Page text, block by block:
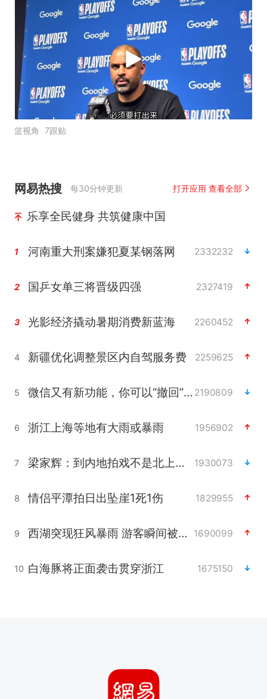
篮视角 7跟贴
网易热搜 每30分钟更新 打开应用 查看全部
乐享全民健身 共筑健康中国
1 河南重大刑案嫌犯夏某钢落网 2332232
2 国乒女单三将晋级四强 2327419
3 光影经济撬动暑期消费新蓝海 2260452
4 新疆优化调整景区内自驾服务费 2259625
5 微信又有新功能，你可以“撤回”你的撤回了！ 2190809
6 浙江上海等地有大雨或暴雨 1956902
7 梁家辉：到内地拍戏不是北上是回归 1930073
8 情侣平潭拍日出坠崖1死1伤 1829955
9 西湖突现狂风暴雨 游客瞬间被浇透 1690099
10 白海豚将正面袭击贯穿浙江 1675150